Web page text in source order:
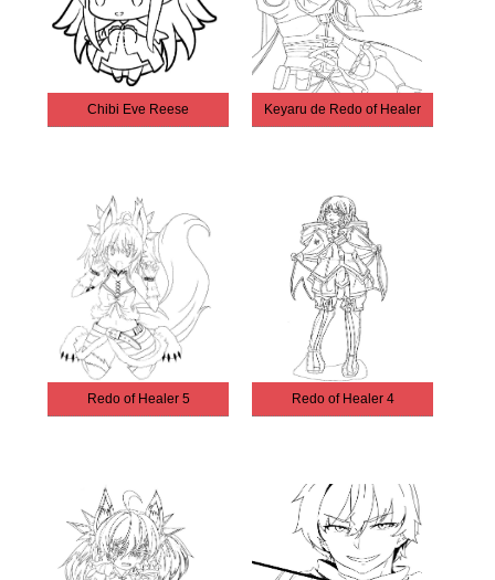
Chibi Eve Reese Keyaru de Redo of Healer
Redo of Healer 5 Redo of Healer 4